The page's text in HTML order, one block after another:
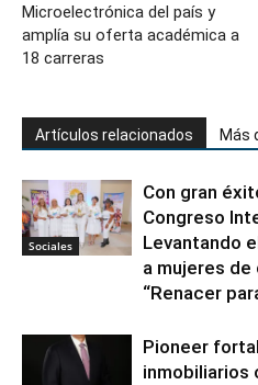
Microelectrónica del país y
amplía su oferta académica a
18 carreras
Artículos relacionados Más
Sociales
Con gran
Congreso
Levantando
a mujeres
“Renacer
Pioneer
inmobiliarios